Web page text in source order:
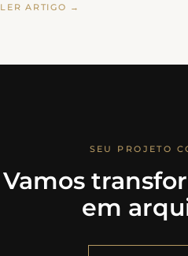
LER ARTIGO →
SEU PROJETO
Vamos
em